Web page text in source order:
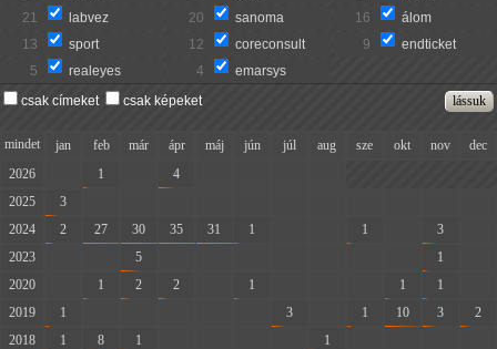
21
labvez 20 sanoma 16
álom
13
sport 12 coreconsult 9
endticket
5
realeyes 4
emarsys
csak címeket
csak képeket
mindet jan feb már ápr máj jún júl aug sze okt nov
dec
2026
1 4
2025
3
2024
2 27 30 35 31 1 1 3
2023
5 1
2020
1 2 2 1 1 1
2019
1 3 1 10 3
2
2018
1 8 1 1